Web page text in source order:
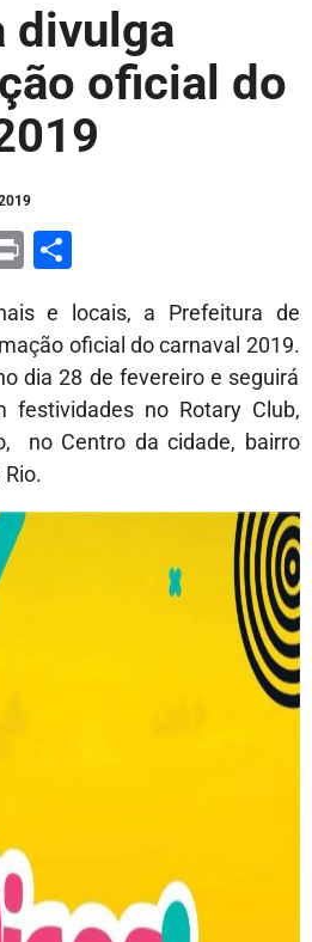
divulga
oficial do
PrintShare
e locais, a Prefeitura de
oficial do carnaval 2019.
dia 28 de fevereiro e seguirá
no Rotary Club,
no Centro da cidade, bairro